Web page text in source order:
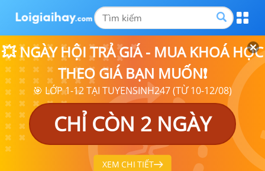
💥 NGÀY HỘI TRẢ GIÁ - MUA KHOÁ HỌC
THEO GIÁ BẠN MUỐN❗
🎯 LỚP 1-12 TẠI TUYENSINH247 (TỪ 10-12/08)
CHỈ CÒN 2 NGÀY
XEM CHI TIẾT